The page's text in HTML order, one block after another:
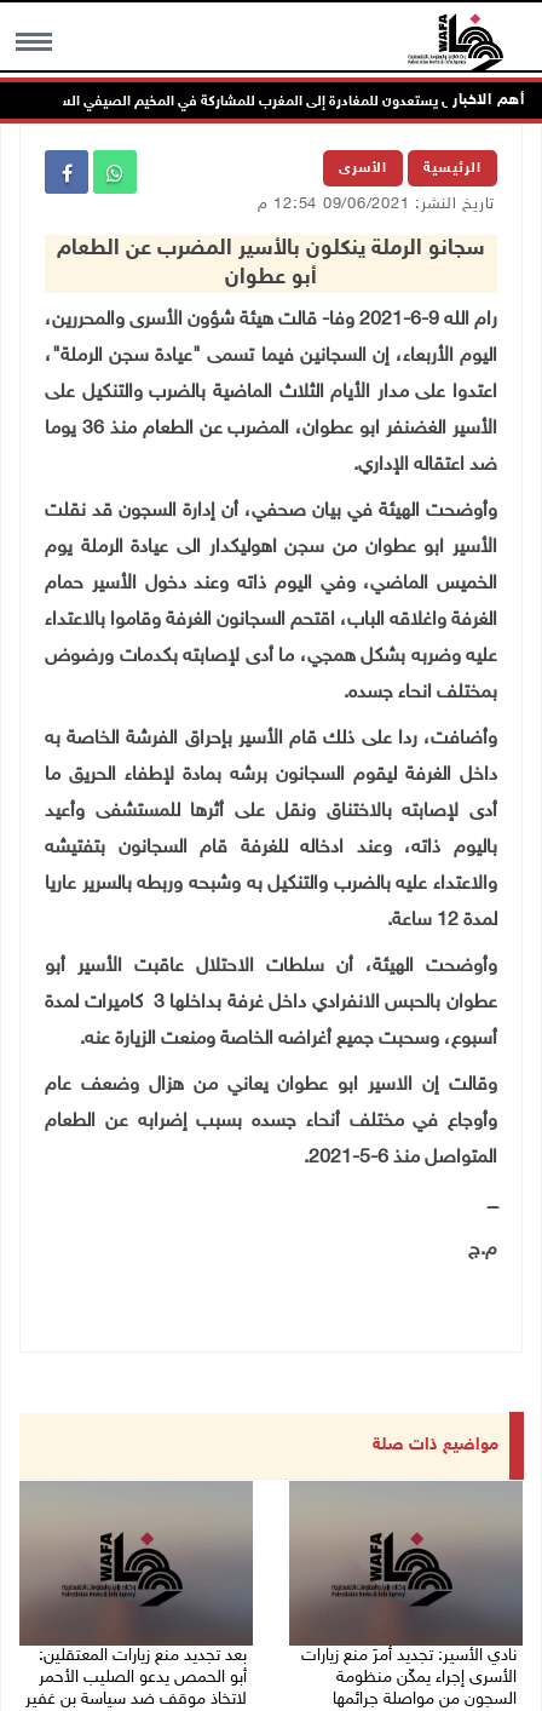
MENU أهم الاخبار
الرئيسية الأسرى
تاريخ النشر: 09/06/2021 12:54 م
سجانو الرملة ينكلون بالأسير المضرب عن الطعام
أبو عطوان
رام الله 9-6-2021 وفا- قالت هيئة شؤون الأسرى والمحررين،
اليوم الأربعاء، إن السجانين فيما تسمى "عيادة سجن الرملة"،
اعتدوا على مدار الأيام الثلاث الماضية بالضرب والتنكيل على
الأسير الغضنفر
ابو عطوان، المضرب عن الطعام منذ 36 يوما
ضد اعتقاله الإداري.
وأوضحت الهيئة في بيان صحفي، أن إدارة السجون قد نقلت
الأسير ابو عطوان من سجن اهوليكدار الى عيادة الرملة يوم
الخميس الماضي، وفي اليوم ذاته وعند دخول الأسير حمام
الغرفة واغلاقه الباب، اقتحم السجانون الغرفة وقاموا بالاعتداء
عليه وضربه بشكل همجي، ما أدى لإصابته بكدمات ورضوض
بمختلف انحاء جسده.
وأضافت، ردا على ذلك قام الأسير بإحراق الفرشة الخاصة به
داخل الغرفة ليقوم السجانون برشه بمادة لإطفاء الحريق ما
أدى لإصابته بالاختناق ونقل على أثرها للمستشفى وأعيد
باليوم ذاته، وعند ادخاله للغرفة قام السجانون بتفتيشه
والاعتداء عليه بالضرب والتنكيل به وشبحه وربطه بالسرير عاريا
لمدة 12 ساعة
.
وأوضحت الهيئة، أن سلطات الاحتلال عاقبت الأسير أبو
عطوان بالحبس الانفرادي داخل غرفة بداخلها 3
كاميرات لمدة
أسبوع، وسحبت جميع أغراضه الخاصة ومنعت الزيارة عنه.
وقالت إن الاسير ابو عطوان يعاني من هزال وضعف عام
وأوجاع في مختلف أنحاء جسده بسبب إضرابه عن الطعام
المتواصل منذ 6-5-2021.
ــــ
م.ج
مواضيع ذات صلة
نادي الأسير: تجديد أمرَ منع زيارات
الأسرى إجراء يمكّن منظومة
السجون من مواصلة جرائمها
بعد تجديد منع زيارات المعتقلين:
أبو الحمص يدعو الصليب الأحمر
لاتخاذ موقف ضد سياسة بن غفير